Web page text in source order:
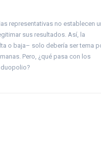
representativas no establecen
sus resultados. Así, la
o baja– solo debería ser tema
Pero, ¿qué pasa con los